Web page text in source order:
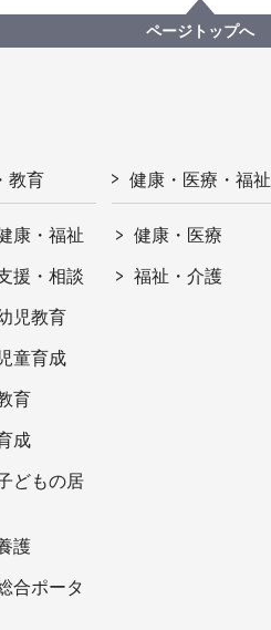
ページトップへ
教育
康・福祉
援・相談
児教育
童育成
育
成
どもの居
護
合ポータ
健康・医療・福祉
健康・医療
福祉・介護